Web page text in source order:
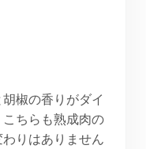
椒の香りがダイ
ちらも熟成肉の
りはありません